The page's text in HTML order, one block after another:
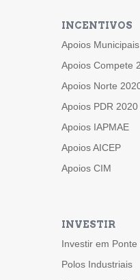
INCENTIVOS
Apoios Municipais
Apoios Compete
Apoios Norte
Apoios PDR 2020
Apoios IAPMAE
Apoios AICEP
Apoios CIM
INVESTIR
Investir em Ponte
Polos Industriais